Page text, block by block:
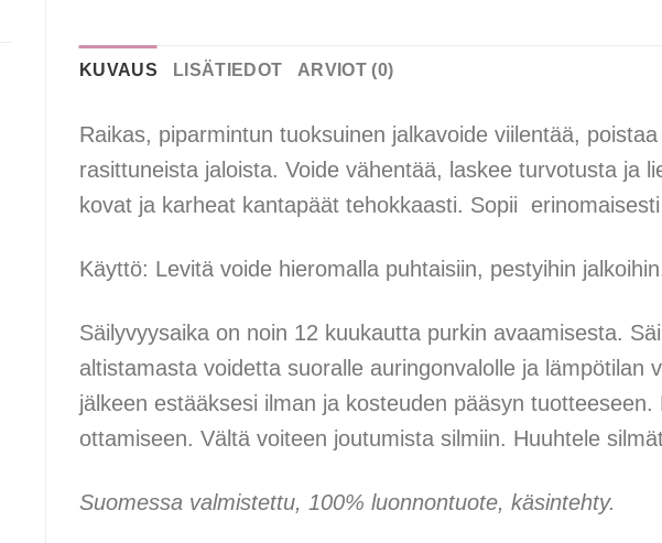
KUVAUS LISÄTIEDOT ARVIOT (0)
Raikas, piparmintun tuoksuinen jalkavoide viilentää,
rasittuneista jaloista. Voide vähentää, laskee turvotusta ja
kovat ja karheat kantapäät tehokkaasti. Sopii
Käyttö: Levitä voide hieromalla puhtaisiin, pestyihin
Säilyvyysaika on noin 12 kuukautta purkin avaamisesta.
altistamasta voidetta suoralle auringonvalolle ja lämpötilan
jälkeen estääksesi ilman ja kosteuden pääsyn
ottamiseen. Vältä voiteen joutumista silmiin. Huuhtele
Suomessa valmistettu, 100% luonnontuote, käsintehty.